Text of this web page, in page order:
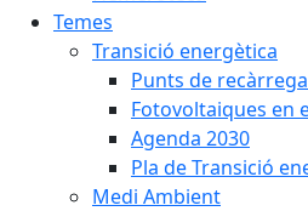
Temes
Transició energètica
Punts de
Fotovoltaiques en
Agenda 2030
Pla de Transició
Medi Ambient